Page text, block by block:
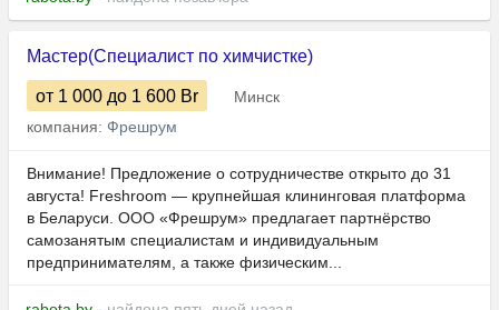
Мастер(Специалист по химчистке)
от 1 000 до 1 600 Br
Минск
компания: Фрешрум
Внимание! Предложение о сотрудничестве открыто до 31
августа! Freshroom — крупнейшая клининговая платформа
в Беларуси. ООО «Фрешрум» предлагает партнёрство
самозанятым специалистам и индивидуальным
предпринимателям, а также физическим...